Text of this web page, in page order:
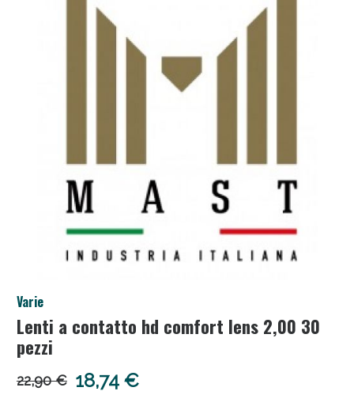
Varie
Lenti a contatto hd comfort lens 2,00 30
pezzi
22,90 € 18,74 €
Drenanti e Pancia Piatta: Sconti fino al 55% validi
Salini e Multivitaminici: oggi Sconto extra fino al